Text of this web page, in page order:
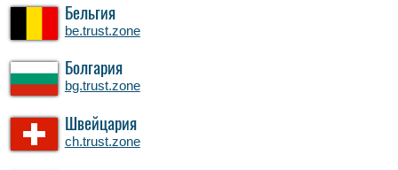
Бельгия
be.trust.zone
Болгария
bg.trust.zone
Швейцария
ch.trust.zone